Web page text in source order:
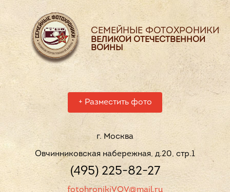
СЕМЕЙНЫЕ ФОТОХРОНИКИ
ВЕЛИКОЙ ОТЕЧЕСТВЕННОЙ
ВОЙНЫ
+ Разместить фото
г. Москва
Овчинниковская набережная, д.20, стр.1
(495) 225-82-27
fotohronikiVOV@mail.ru